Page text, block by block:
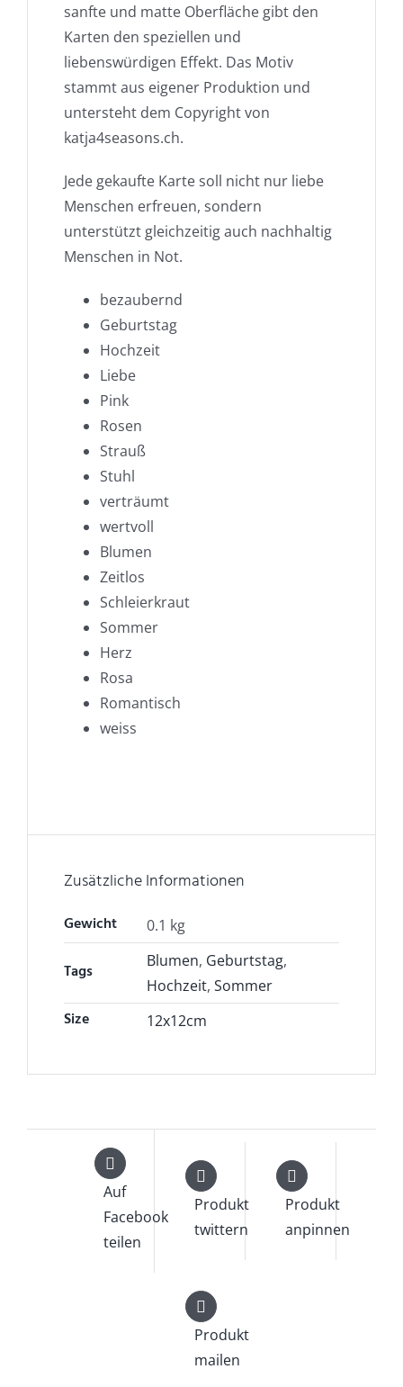
sanfte und matte Oberfläche gibt den
Karten den speziellen und
liebenswürdigen Effekt. Das Motiv
stammt aus eigener Produktion und
untersteht dem Copyright von
katja4seasons.ch.
Jede gekaufte Karte soll nicht nur liebe
Menschen erfreuen, sondern
unterstützt gleichzeitig auch nachhaltig
Menschen in Not.
bezaubernd
Geburtstag
Hochzeit
Liebe
Pink
Rosen
Strauß
Stuhl
verträumt
wertvoll
Blumen
Zeitlos
Schleierkraut
Sommer
Herz
Rosa
Romantisch
weiss
Zusätzliche Informationen
Gewicht 0.1 kg
Tags Blumen, Geburtstag,
Hochzeit, Sommer
Size 12x12cm
Auf
Facebook
teilen
Produkt
twittern
Produkt
anpinnen
Produkt
mailen